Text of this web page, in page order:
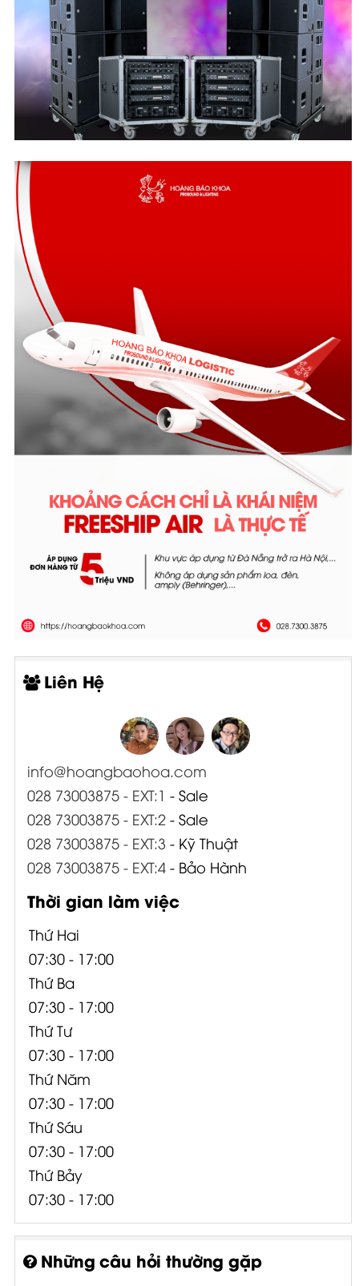
Liên Hệ
info@hoangbaohoa.com
028 73003875 - EXT:1 - Sale
028 73003875 - EXT:2- Sale
028 73003875 - EXT:3 - Kỹ Thuật
028 73003875 - EXT:4- Bảo Hành
Thời gian làm việc
Thứ Hai
07:30 - 17:00
Thứ Ba
07:30 - 17:00
Thứ Tư
07:30 - 17:00
Thứ Năm
07:30 - 17:00
Thứ Sáu
07:30 - 17:00
Thứ Bảy
07:30 - 17:00
Những câu hỏi thường gặp